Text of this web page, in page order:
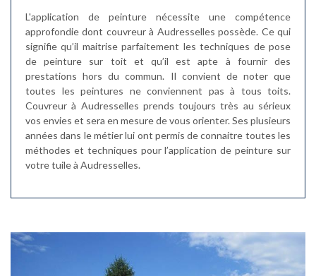
L'application de peinture nécessite une compétence
approfondie dont couvreur à Audresselles possède. Ce qui
signifie qu’il maitrise parfaitement les techniques de pose
de peinture sur toit et qu’il est apte à fournir des
prestations hors du commun. Il convient de noter que
toutes les peintures ne conviennent pas à tous toits.
Couvreur à Audresselles prends toujours très au sérieux
vos envies et sera en mesure de vous orienter. Ses plusieurs
années dans le métier lui ont permis de connaitre toutes les
méthodes et techniques pour l’application de peinture sur
votre tuile à Audresselles.